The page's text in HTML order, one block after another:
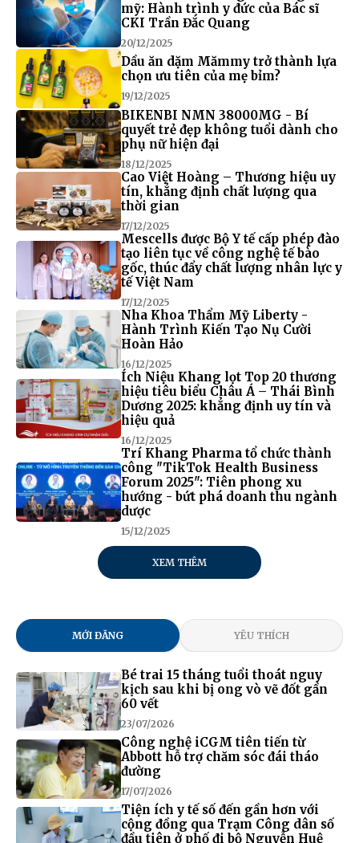
mỹ: Hành trình y đức của Bác sĩ
CKI Trần Đắc Quang
20/12/2025
Dầu ăn dặm Mămmy trở thành lựa
chọn ưu tiên của mẹ bỉm?
19/12/2025
BIKENBI NMN 38000MG - Bí
quyết trẻ đẹp không tuổi dành cho
phụ nữ hiện đại
18/12/2025
Cao Việt Hoàng – Thương hiệu uy
tín, khẳng định chất lượng qua
thời gian
17/12/2025
Mescells được Bộ Y tế cấp phép đào
tạo liên tục về công nghệ tế bào
gốc, thúc đẩy chất lượng nhân lực y
tế Việt Nam
17/12/2025
Nha Khoa Thẩm Mỹ Liberty -
Hành Trình Kiến Tạo Nụ Cười
Hoàn Hảo
16/12/2025
Ích Niệu Khang lọt Top 20 thương
hiệu tiêu biểu Châu Á – Thái Bình
Dương 2025: khẳng định uy tín và
hiệu quả
16/12/2025
Trí Khang Pharma tổ chức thành
công "TikTok Health Business
Forum 2025": Tiên phong xu
hướng - bứt phá doanh thu ngành
dược
15/12/2025
XEM THÊM
MỚI ĐĂNG YÊU THÍCH
Bé trai 15 tháng tuổi thoát nguy
kịch sau khi bị ong vò vẽ đốt gần
60 vết
23/07/2026
Công nghệ iCGM tiên tiến từ
Abbott hỗ trợ chăm sóc đái tháo
đường
17/07/2026
Tiện ích y tế số đến gần hơn với
cộng đồng qua Trạm Công dân số
đầu tiên ở phố đi bộ Nguyễn Huệ